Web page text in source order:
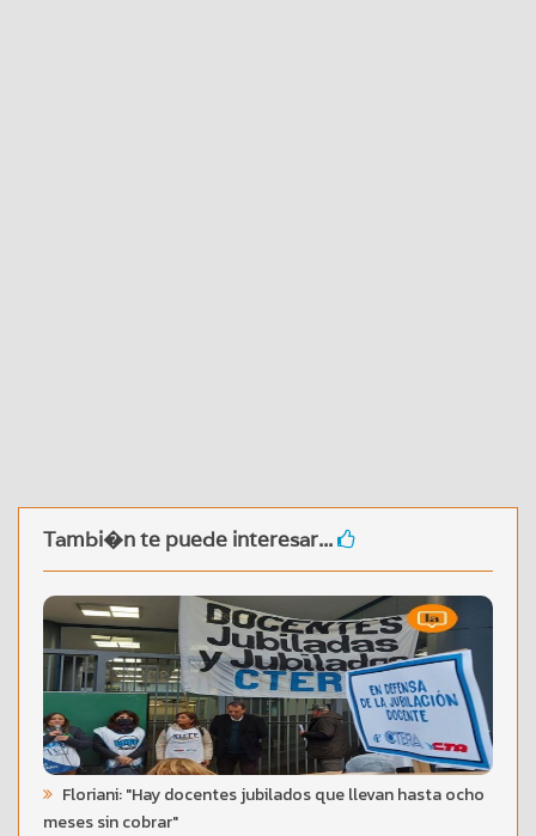
Tambi�n te puede interesar...
Floriani: "Hay docentes jubilados que llevan hasta ocho
meses sin cobrar"